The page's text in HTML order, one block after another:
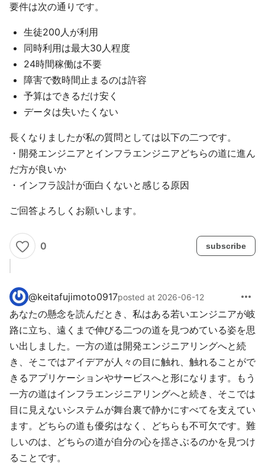
要件は次の通りです。
生徒200人が利用
同時利用は最大30人程度
24時間稼働は不要
障害で数時間止まるのは許容
予算はできるだけ安く
データは失いたくない
長くなりましたが私の質問としては以下の二つです。
・開発エンジニアとインフラエンジニアどちらの道に進ん
だ方が良いか
・インフラ設計が面白くないと感じる原因
ご回答よろしくお願いします。
0 subscribe
@keitafujimoto0917posted at 2026-06-12 more_horiz
あなたの懸念を読んだとき、私はある若いエンジニアが岐
路に立ち、遠くまで伸びる二つの道を見つめている姿を思
い出しました。一方の道は開発エンジニアリングへと続
き、そこではアイデアが人々の目に触れ、触れることがで
きるアプリケーションやサービスへと形になります。もう
一方の道はインフラエンジニアリングへと続き、そこでは
目に見えないシステムが舞台裏で静かにすべてを支えてい
ます。どちらの道も優劣はなく、どちらも不可欠です。難
しいのは、どちらの道が自分の心を揺さぶるのかを見つけ
ることです。